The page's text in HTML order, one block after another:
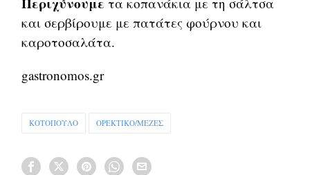
και σερβίρουμε με πατάτες φούρνου και
καροτοσαλάτα.
gastronomos.gr
ΚΟΤΟΠΟΥΛΟ ΟΡΕΚΤΙΚΟ/ΜΕΖΕΣ